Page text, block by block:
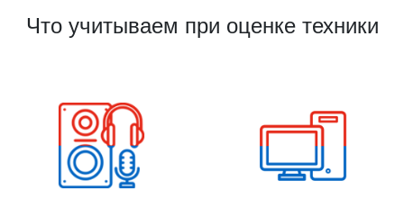
Что учитываем при оценке техники